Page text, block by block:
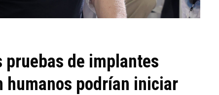
pruebas de implantes
humanos podrían iniciar